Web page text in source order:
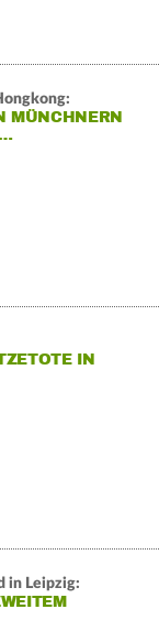
MÜNCHNERN
IN
in Leipzig: